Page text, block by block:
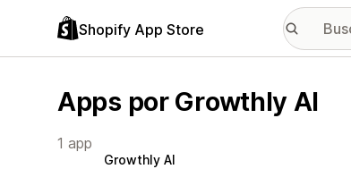
Shopify App Store
Apps por Growthly AI
1 app
Growthly AI